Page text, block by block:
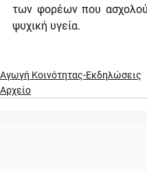
των φορέων που
ψυχική υγεία.
Αγωγή Κοινότητας-Εκδηλώσεις
Αρχείο